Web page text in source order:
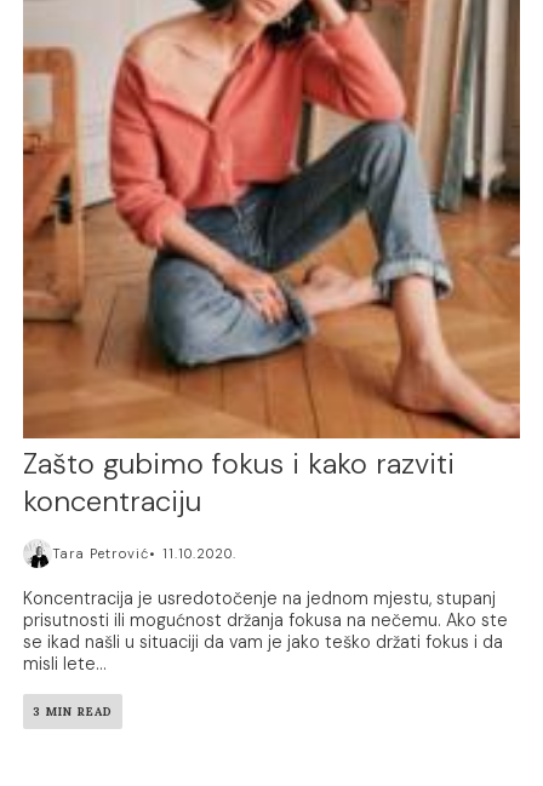
Zašto gubimo fokus i kako razviti
koncentraciju
Tara Petrović 11.10.2020.
Koncentracija je usredotočenje na jednom mjestu, stupanj
prisutnosti ili mogućnost držanja fokusa na nečemu. Ako ste
se ikad našli u situaciji da vam je jako teško držati fokus i da
misli lete...
3 MIN READ